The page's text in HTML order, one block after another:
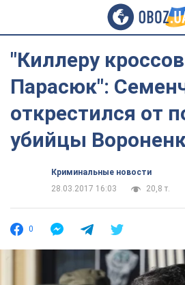
"Киллеру
Парасюк":
открестился от
убийцы
Криминальные новости
28.03.2017 16:03
20,8 т.
0